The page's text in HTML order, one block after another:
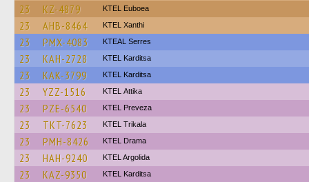
23 KZ-4879 ΚΤΕL Euboea
23 AHB-8464 KTEL Xanthi
23 PMX-4083 KTEAL Serres
23 KAH-2728 ΚΤΕL Karditsa
23 KAK-3799 ΚΤΕL Karditsa
23 YZZ-1516 KΤΕL Αttika
23 PZE-6540 KTEL Preveza
23 TKT-7623 ΚΤΕL Τrikala
23 PMH-8426 KTEL Drama
23 HAH-9240 KTEL Argolida
23 KAZ-9350 ΚΤΕL Karditsa